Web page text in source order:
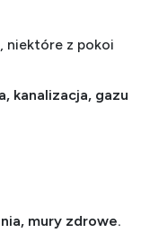
, niektóre z pokoi
kanalizacja, gazu
mury zdrowe.